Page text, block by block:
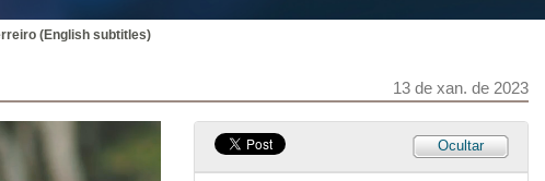
(English subtitles)
13 de xan. de 2023
Ocultar
13 de xan. de 2023
Ana Cambón Periscal (English subtitles)